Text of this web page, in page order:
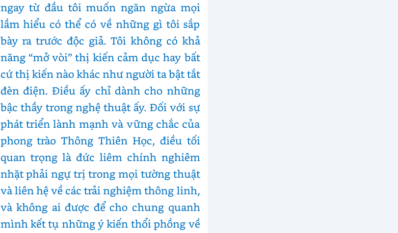
ngay từ đầu tôi muốn ngăn ngừa mọi
lầm hiểu có thể có về những gì tôi sắp
bày ra trước độc giả. Tôi không có khả
năng “mở vòi” thị kiến cảm dục hay bất
cứ thị kiến nào khác như người ta bật tắt
đèn điện. Điều ấy chỉ dành cho những
bậc thầy trong nghệ thuật ấy. Đối với sự
phát triển lành mạnh và vững chắc của
phong trào Thông Thiên Học, điều tối
quan trọng là đức liêm chính nghiêm
nhặt phải ngự trị trong mọi tường thuật
và liên hệ về các trải nghiệm thông linh,
và không ai được để cho chung quanh
mình kết tụ những ý kiến thổi phồng về